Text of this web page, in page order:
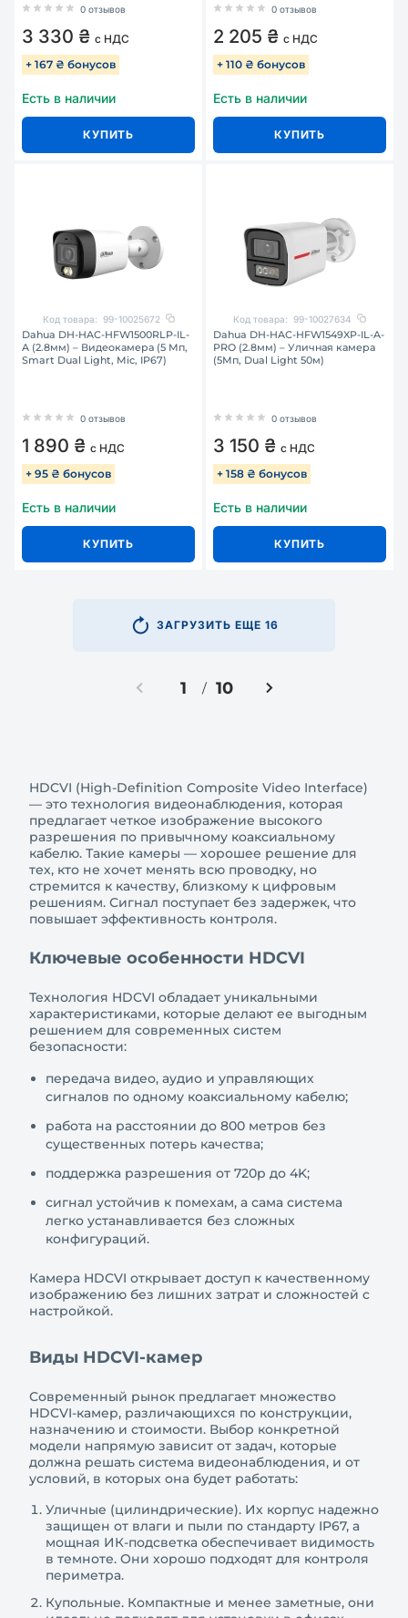
0 отзывов
3 330 ₴ с НДС
+ 167 ₴ бонусов
Есть в наличии
КУПИТЬ
0 отзывов
2 205 ₴ с НДС
+ 110 ₴ бонусов
Есть в наличии
КУПИТЬ
Код товара: 99-10025672
Dahua DH-HAC-HFW1500RLP-IL-
A (2.8мм) – Видеокамера (5 Мп,
Smart Dual Light, Mic, IP67)
0 отзывов
1 890 ₴ с НДС
+ 95 ₴ бонусов
Есть в наличии
КУПИТЬ
Код товара: 99-10027634
Dahua DH-HAC-HFW1549XP-IL-A-
PRO (2.8мм) – Уличная камера
(5Мп, Dual Light 50м)
0 отзывов
3 150 ₴ с НДС
+ 158 ₴ бонусов
Есть в наличии
КУПИТЬ
ЗАГРУЗИТЬ ЕЩЕ 16
1 / 10
HDCVI (High-Definition Composite Video Interface)
— это технология видеонаблюдения, которая
предлагает четкое изображение высокого
разрешения по привычному коаксиальному
кабелю. Такие камеры — хорошее решение для
тех, кто не хочет менять всю проводку, но
стремится к качеству, близкому к цифровым
решениям. Сигнал поступает без задержек, что
повышает эффективность контроля.
Ключевые особенности HDCVI
Технология HDCVI обладает уникальными
характеристиками, которые делают ее выгодным
решением для современных систем
безопасности:
передача видео, аудио и управляющих
сигналов по одному коаксиальному кабелю;
работа на расстоянии до 800 метров без
существенных потерь качества;
поддержка разрешения от 720p до 4K;
сигнал устойчив к помехам, а сама система
легко устанавливается без сложных
конфигураций.
Камера HDCVI открывает доступ к качественному
изображению без лишних затрат и сложностей с
настройкой.
Виды HDCVI-камер
Современный рынок предлагает множество
HDCVI-камер, различающихся по конструкции,
назначению и стоимости. Выбор конкретной
модели напрямую зависит от задач, которые
должна решать система видеонаблюдения, и от
условий, в которых она будет работать:
Уличные (цилиндрические). Их корпус надежно
защищен от влаги и пыли по стандарту IP67, а
мощная ИК-подсветка обеспечивает видимость
в темноте. Они хорошо подходят для контроля
периметра.
Купольные. Компактные и менее заметные, они